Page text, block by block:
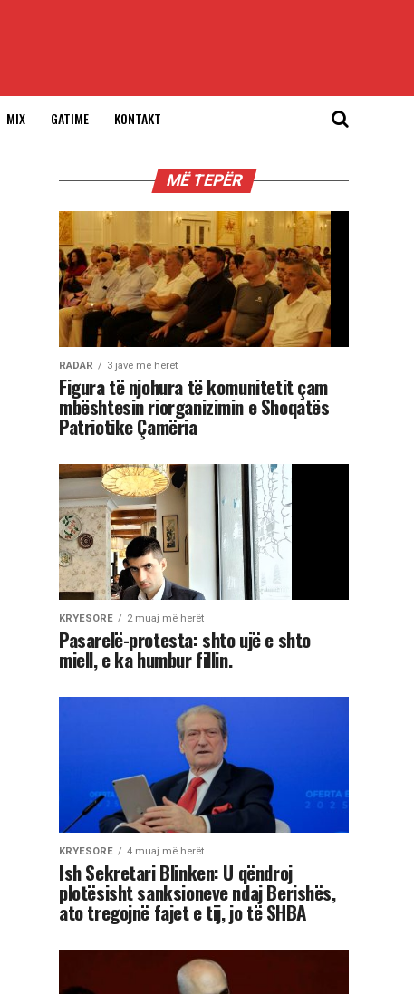
MIX GATIME KONTAKT
MË TEPËR
RADAR 3 javë më herët
Figura të njohura të komunitetit çam
mbështesin riorganizimin e Shoqatës
Patriotike Çamëria
KRYESORE 2 muaj më herët
Pasarelë-protesta: shto ujë e shto
miell, e ka humbur fillin.
KRYESORE 4 muaj më herët
Ish Sekretari Blinken: U qëndroj
plotësisht sanksioneve ndaj Berishës,
ato tregojnë fajet e tij, jo të SHBA